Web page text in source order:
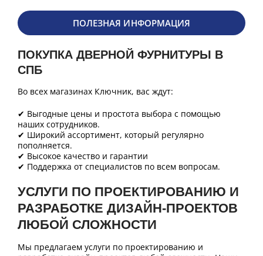
ПОЛЕЗНАЯ ИНФОРМАЦИЯ
ПОКУПКА ДВЕРНОЙ ФУРНИТУРЫ В
СПБ
Во всех магазинах Ключник, вас ждут:
✔ Выгодные цены и простота выбора с помощью
наших сотрудников.
✔ Широкий ассортимент, который регулярно
пополняется.
✔ Высокое качество и гарантии
✔ Поддержка от специалистов по всем вопросам.
УСЛУГИ ПО ПРОЕКТИРОВАНИЮ И
РАЗРАБОТКЕ ДИЗАЙН-ПРОЕКТОВ
ЛЮБОЙ СЛОЖНОСТИ
Мы предлагаем услуги по проектированию и